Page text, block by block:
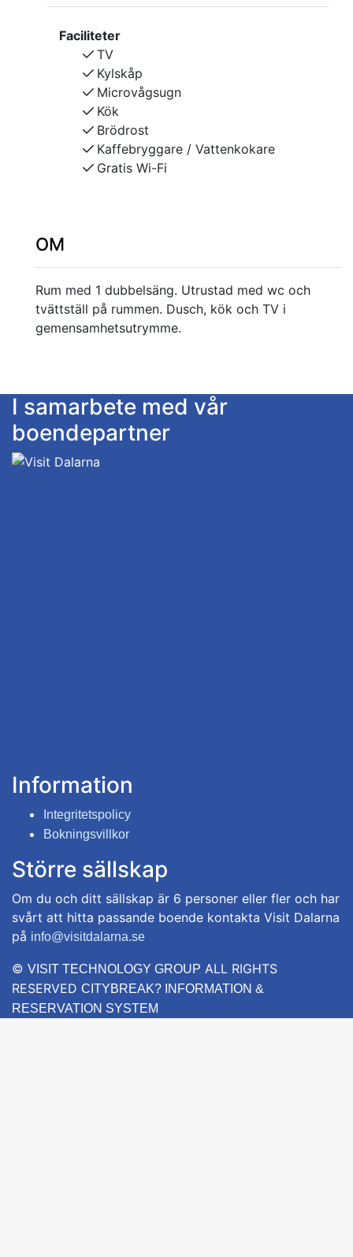
Faciliteter
TV
Kylskåp
Microvågsugn
Kök
Brödrost
Kaffebryggare / Vattenkokare
Gratis Wi-Fi
OM
Rum med 1 dubbelsäng. Utrustad med wc och
tvättställ på rummen. Dusch, kök och TV i
gemensamhetsutrymme.
I samarbete med vår
boendepartner
Information
Integritetspolicy
Bokningsvillkor
Större sällskap
Om du och ditt sällskap är 6 personer eller fler och har
svårt att hitta passande boende kontakta Visit Dalarna
på info@visitdalarna.se
© VISIT TECHNOLOGY GROUP ALL RIGHTS
RESERVED CITYBREAK? INFORMATION &
RESERVATION SYSTEM